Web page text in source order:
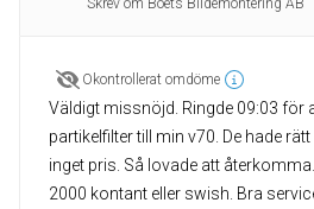
Skrev om Boets Bildemontering AB
Okontrollerat omdöme
Väldigt missnöjd. Ringde 09:03 för
partikelfilter till min v70. De hade
inget pris. Så lovade att
2000 kontant eller swish. Bra